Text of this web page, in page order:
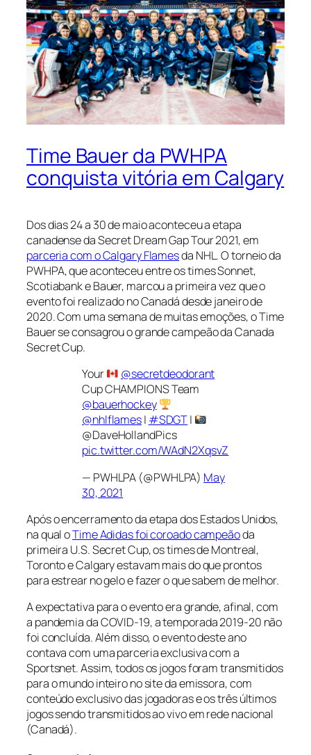
Time Bauer da PWHPA
conquista vitória em Calgary
Dos dias 24 a 30 de maio aconteceu a etapa
canadense da Secret Dream Gap Tour 2021, em
parceria com o Calgary Flamesda NHL. O torneio da
PWHPA, que aconteceu entre os times Sonnet,
Scotiabank e Bauer, marcou a primeira vez que o
evento foi realizado no Canadá desde janeiro de
2020. Com uma semana de muitas emoções, o Time
Bauer se consagrou o grande campeão da Canada
Secret Cup.
Your
@secretdeodorant
Cup CHAMPIONS Team
@bauerhockey
@nhlflames| #SDGT|
@DaveHollandPics
pic.twitter.com/WAdN2XqsvZ
— PWHLPA (@PWHLPA) May
30, 2021
Após o encerramento da etapa dos Estados Unidos,
na qual oTime Adidas foi coroado campeãoda
primeira U.S. Secret Cup, os times de Montreal,
Toronto e Calgary estavam mais do que prontos
para estrear no gelo e fazer o que sabem de melhor.
A expectativa para o evento era grande, afinal, com
a pandemia da COVID-19, a temporada 2019-20 não
foi concluída. Além disso, o evento deste ano
contava com uma parceria exclusiva com a
Sportsnet. Assim, todos os jogos foram transmitidos
para o mundo inteiro no site da emissora, com
conteúdo exclusivo das jogadoras e os três últimos
jogos sendo transmitidos ao vivo em rede nacional
(Canadá).